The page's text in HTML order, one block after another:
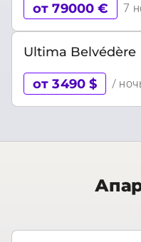
от 79000 € 7
Ultima Belvédère
от 3490 $ /